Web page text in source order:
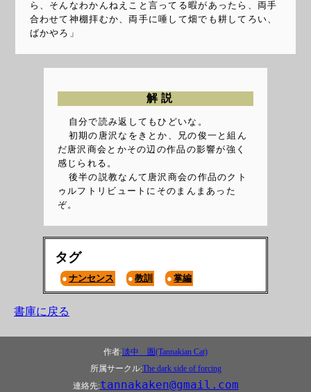
ら、そんなわかんねえこと言ってる暇があったら、両手
合わせて神棚拝むか、両手に唾して畑でも耕してろい、
ばかやろ」
解説
自分で読み返してもひどいな。
初期の唐沢なをきとか、兄の俊一と組ん
だ唐沢商会とかその辺の作品の影響が強く
感じられる。
後半の説教なんて唐沢商会の作品のクト
ゥルフトリビュートにそのまんまあった
ぞ。
タグ
ナンセンス 教訓 掌編
書庫に戻る
作者:淡中 圏(Tannakian Cat)
所属サークル:The dark side of forcing
連絡先:tannakaken@gmail.com